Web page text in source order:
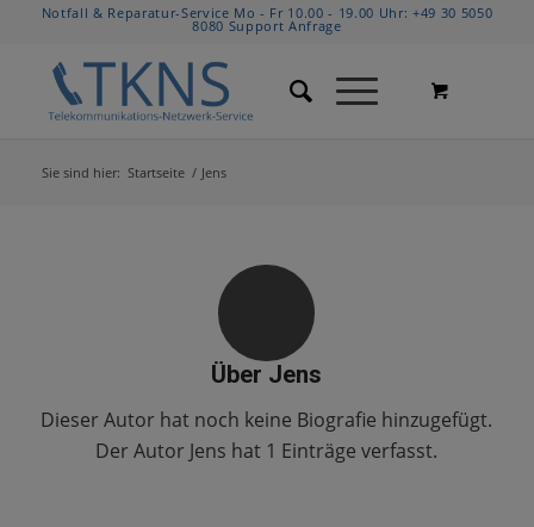
Notfall & Reparatur-Service Mo - Fr 10.00 - 19.00 Uhr:+49 30 5050
8080 Support Anfrage
Sie sind hier: Startseite / Jens
Über Jens
Dieser Autor hat noch keine Biografie hinzugefügt.
Der Autor Jens hat 1 Einträge verfasst.